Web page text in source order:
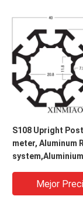
S108 Upright
meter, Aluminum
system,Aluminium
Mejor